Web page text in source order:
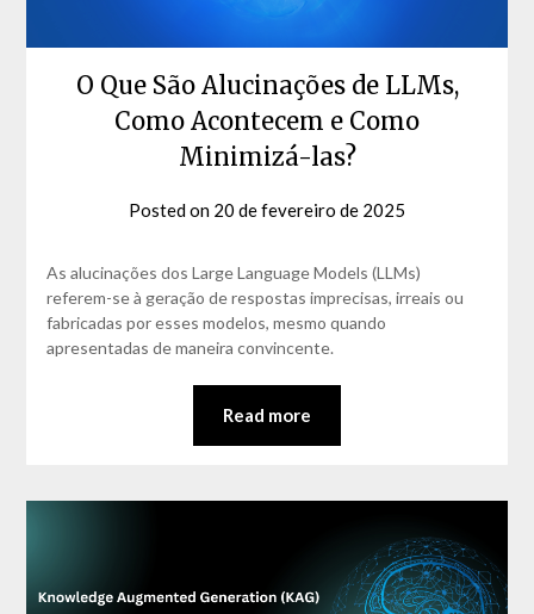
O Que São Alucinações de LLMs,
Como Acontecem e Como
Minimizá-las?
Posted on 20 de fevereiro de 2025
Matos
As alucinações dos Large Language Models (LLMs)
referem-se à geração de respostas imprecisas, irreais ou
fabricadas por esses modelos, mesmo quando
apresentadas de maneira convincente.
Read more